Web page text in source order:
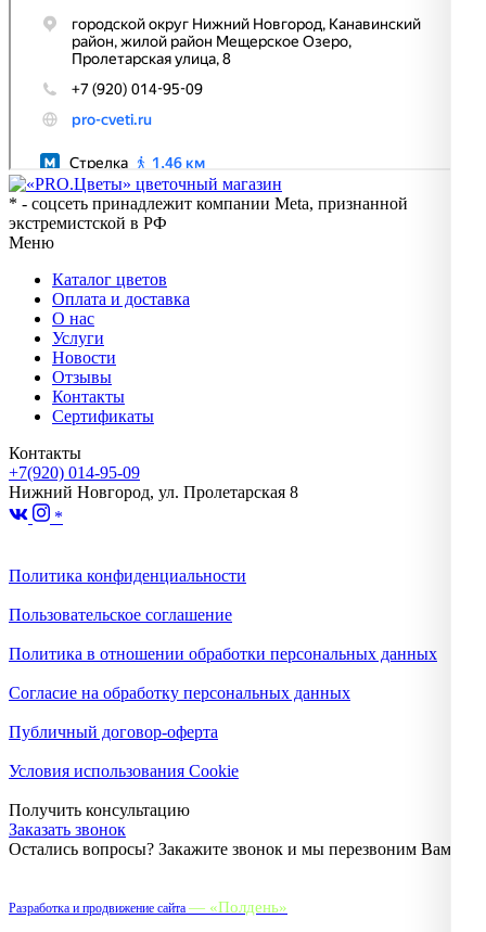
* - соцсеть принадлежит компании Meta, признанной
экстремистской в РФ
Меню
Каталог цветов
Оплата и доставка
О нас
Услуги
Новости
Отзывы
Контакты
Сертификаты
Контакты
+7(920) 014-95-09
Нижний Новгород, ул. Пролетарская 8
*
Политика конфиденциальности
Пользовательское соглашение
Политика в отношении обработки персональных данных
Согласие на обработку персональных данных
Публичный договор-оферта
Условия использования Cookie
Получить консультацию
Заказать звонок
Остались вопросы? Закажите звонок и мы перезвоним Вам.
Разработка и продвижение сайта — «Полдень»